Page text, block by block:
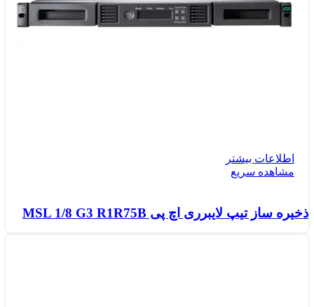
اطلاعات بیشتر
مشاهده سریع
ذخیره ساز تیپ لایبرری اچ پی MSL 1/8 G3 R1R75B